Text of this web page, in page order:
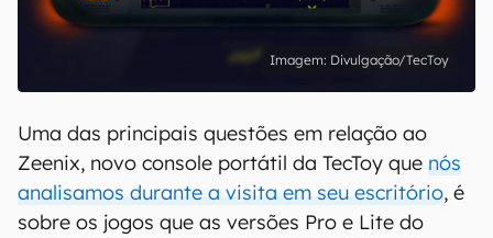
Divulgação/TecToy
Uma das principais questões em relação ao
Zeenix, novo console portátil da TecToy que nós
analisamos durante a visita em seu escritório, é
sobre os jogos que as versões Pro e Lite do